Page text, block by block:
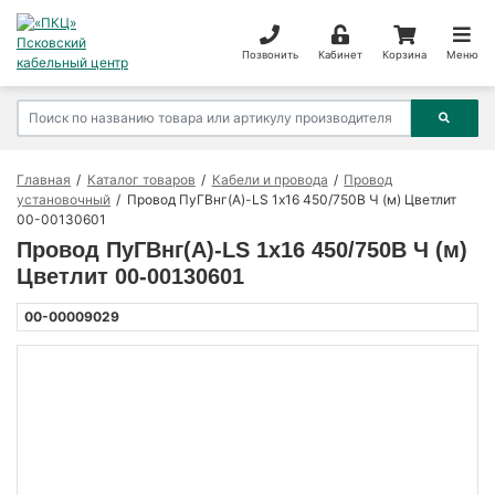
Позвонить Кабинет Корзина Меню
Главная Каталог товаров Кабели и провода
Провод
установочный
Провод ПуГВнг(А)-LS 1х16 450/750В Ч (м) Цветлит
00-00130601
Провод ПуГВнг(А)-LS 1х16 450/750В Ч (м)
Цветлит 00-00130601
00-00009029